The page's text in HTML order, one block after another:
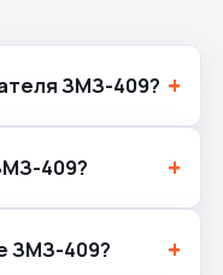
ЗМЗ-409?
409?
ЗМЗ-409?